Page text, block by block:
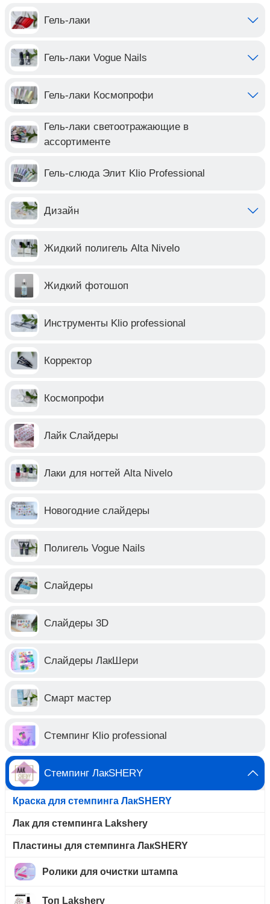
Гель-лаки
Гель-лаки Vogue Nails
Гель-лаки Космопрофи
Гель-лаки светоотражающие в
ассортименте
Гель-слюда Элит Klio Professional
Дизайн
Жидкий полигель Alta Nivelo
Жидкий фотошоп
Инструменты Klio professional
Корректор
Космопрофи
Лайк Слайдеры
Лаки для ногтей Alta Nivelo
Новогодние слайдеры
Полигель Vogue Nails
Слайдеры
Слайдеры 3D
Слайдеры ЛакШери
Смарт мастер
Стемпинг Klio professional
Стемпинг ЛакSHERY
Краска для стемпинга ЛакSHERY
Лак для стемпинга Lakshery
Пластины для стемпинга ЛакSHERY
Ролики для очистки штампа
Топ Lakshery